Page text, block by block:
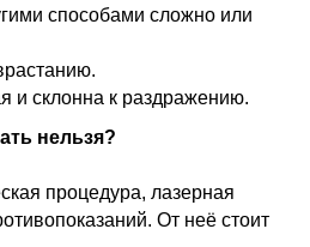
способами сложно или
и склонна к раздражению.
нельзя?
процедура, лазерная
От неё стоит